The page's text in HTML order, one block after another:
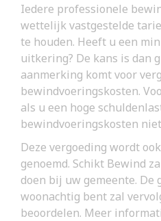
Iedere professionele
wettelijk vastgestelde
te houden. Heeft u een
uitkering? De kans is dan
aanmerking komt voor
bewindvoeringskosten.
als u een hoge
bewindvoeringskosten
Deze vergoeding wordt
genoemd. Schikt Bewind
doen bij uw gemeente. De
woonachtig bent zal
beoordelen. Meer